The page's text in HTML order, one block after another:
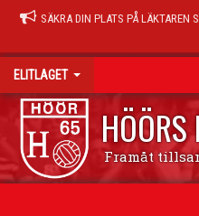
SÄKRA DIN PLATS PÅ LÄKTAREN
ELITLAGET
Framåt